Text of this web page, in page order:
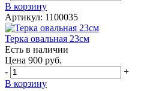
В корзину
Артикул: 1100035
Терка овальная 23см
Есть в наличии
Цена 900 руб.
-
+
В корзину